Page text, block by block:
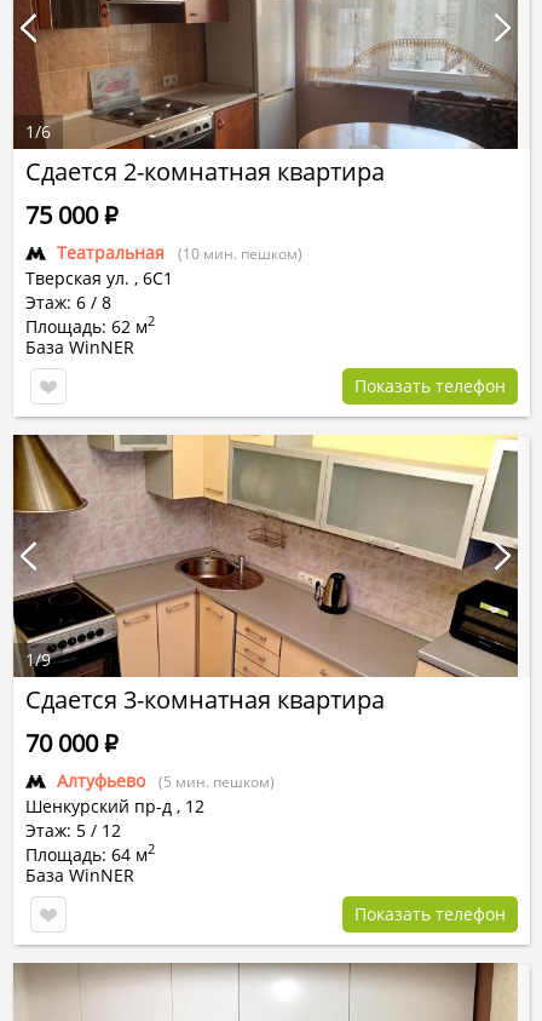
Сдается 2-комнатная квартира
Театральная (10 мин. пешком)
Тверская ул. , 6С1
Этаж: 6 / 8
Площадь: 62 м2
75 000Р
База WinNER
Показать телефон
1/6
Сдается 3-комнатная квартира
Алтуфьево (5 мин. пешком)
Шенкурский пр-д , 12
Этаж: 5 / 12
Площадь: 64 м2
70 000Р
База WinNER
Показать телефон
1/9